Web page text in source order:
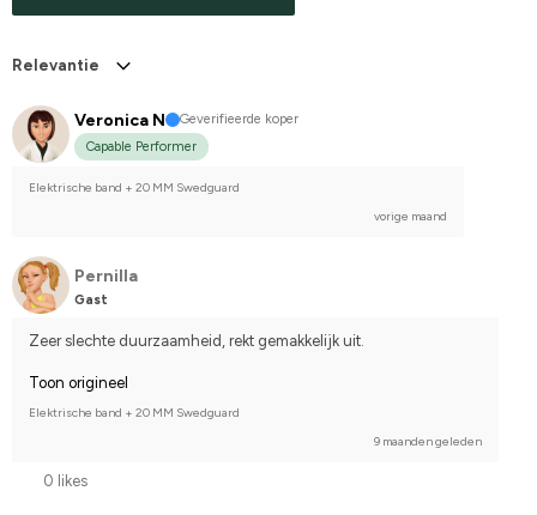
Relevantie
Veronica N
Geverifieerde koper
Capable Performer
Elektrische band + 20 MM Swedguard
vorige maand
Pernilla
Gast
Zeer slechte duurzaamheid, rekt gemakkelijk uit.
Toon origineel
Elektrische band + 20 MM Swedguard
9 maanden geleden
0 likes